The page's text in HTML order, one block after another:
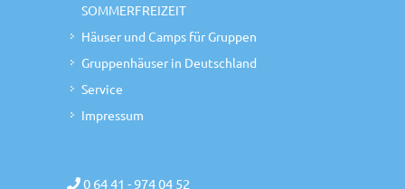
SOMMERFREIZEIT
Häuser und Camps für Gruppen
Gruppenhäuser in Deutschland
Service
Impressum
0 64 41 - 974 04 52